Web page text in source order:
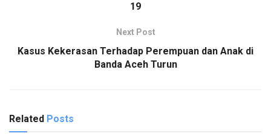
19
Next Post
Kasus Kekerasan Terhadap Perempuan dan Anak di
Banda Aceh Turun
Related Posts